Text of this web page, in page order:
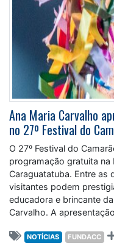
Ana Maria Carvalho
no 27º Festival do
O 27º Festival do
programação gratuita na
Caraguatatuba. Entre as
visitantes podem
educadora e brincante
Carvalho. A
NOTÍCIAS
FUNDACC